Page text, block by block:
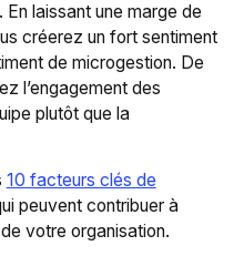
En laissant une marge de
créerez un fort sentiment
de microgestion. De
l’engagement des
plutôt que la
10 facteurs clés de
peuvent contribuer à
votre organisation.